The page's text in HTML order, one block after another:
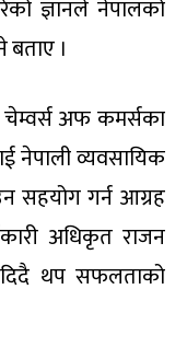
ज्ञानले नेपालको
बताए ।
चेम्वर्स अफ कमर्सका
नेपाली व्यवसायिक
सहयोग गर्न आग्रह
अधिकृत राजन
दिदै थप सफलताको